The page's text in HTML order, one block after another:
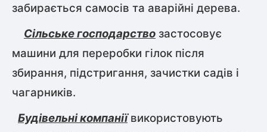
забирається самосів та аварійні дерева.
Сільське господарство застосовує
машини для переробки гілок після
збирання, підстригання, зачистки садів і
чагарників.
Будівельні компаніївикористовують